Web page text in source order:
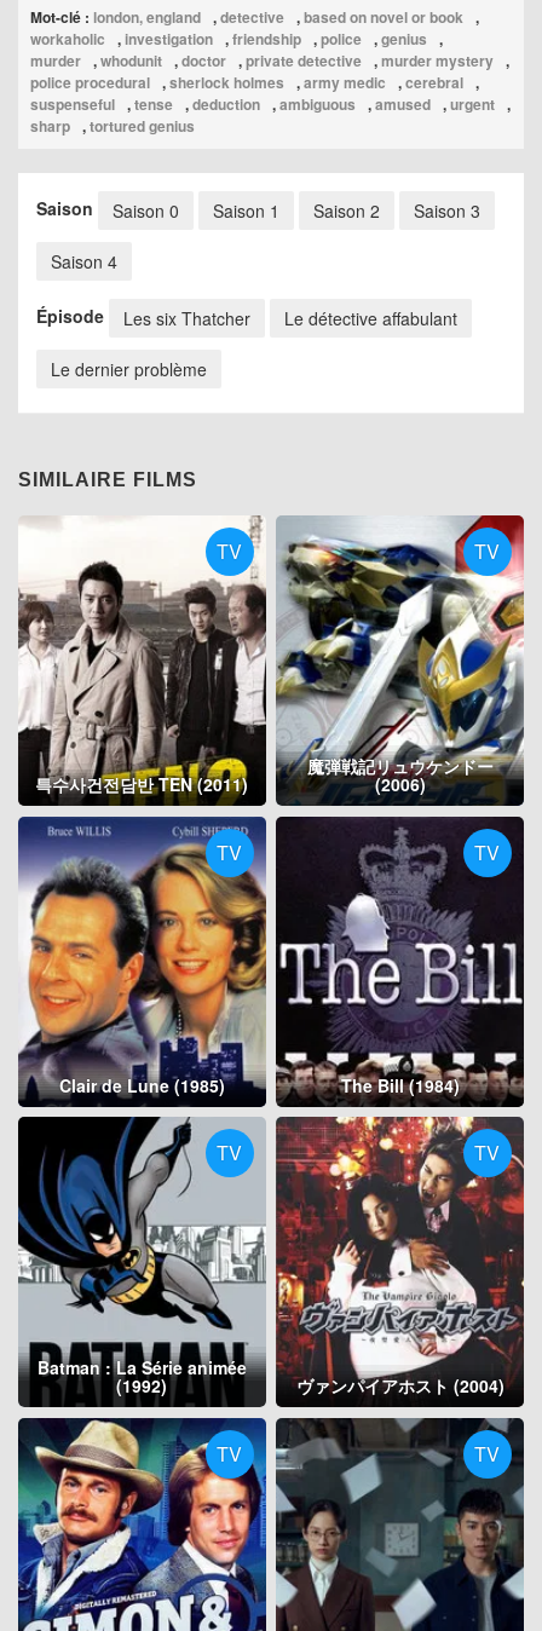
Mot-clé : london, england ,detective ,based on novel or book ,
workaholic
, investigation ,friendship ,police ,genius
,
murder ,whodunit ,doctor ,private detective ,murder mystery ,
police procedural ,sherlock holmes ,army medic ,cerebral ,
suspenseful ,tense ,deduction ,ambiguous ,amused ,urgent ,
sharp ,tortured genius
Saison Saison 0 Saison 1 Saison 2 Saison 3
Saison 4
Épisode Les six Thatcher Le détective affabulant
Le dernier problème
SIMILAIRE FILMS
TV
특수사건전담반 TEN (2011)
TV
魔弾戦記リュウケンドー
(2006)
TV
Clair de Lune (1985)
TV
The Bill (1984)
TV
Batman : La Série animée
(1992)
TV
ヴァンパイアホスト (2004)
TV TV